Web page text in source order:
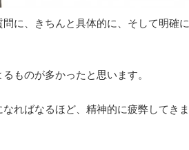
に、きちんと具体的に、そして明確に
ものが多かったと思います。
ればなるほど、精神的に疲弊してきま